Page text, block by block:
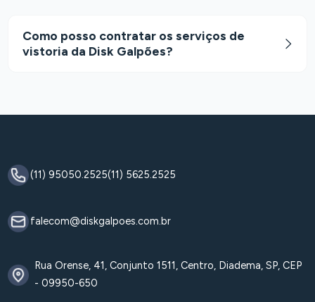
Como posso contratar os serviços de
vistoria da Disk Galpões?
(11) 95050.2525(11) 5625.2525
falecom@diskgalpoes.com.br
Rua Orense, 41, Conjunto 1511, Centro, Diadema, SP, CEP
- 09950-650